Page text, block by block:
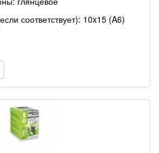
соответствует): 10x15 (A6)